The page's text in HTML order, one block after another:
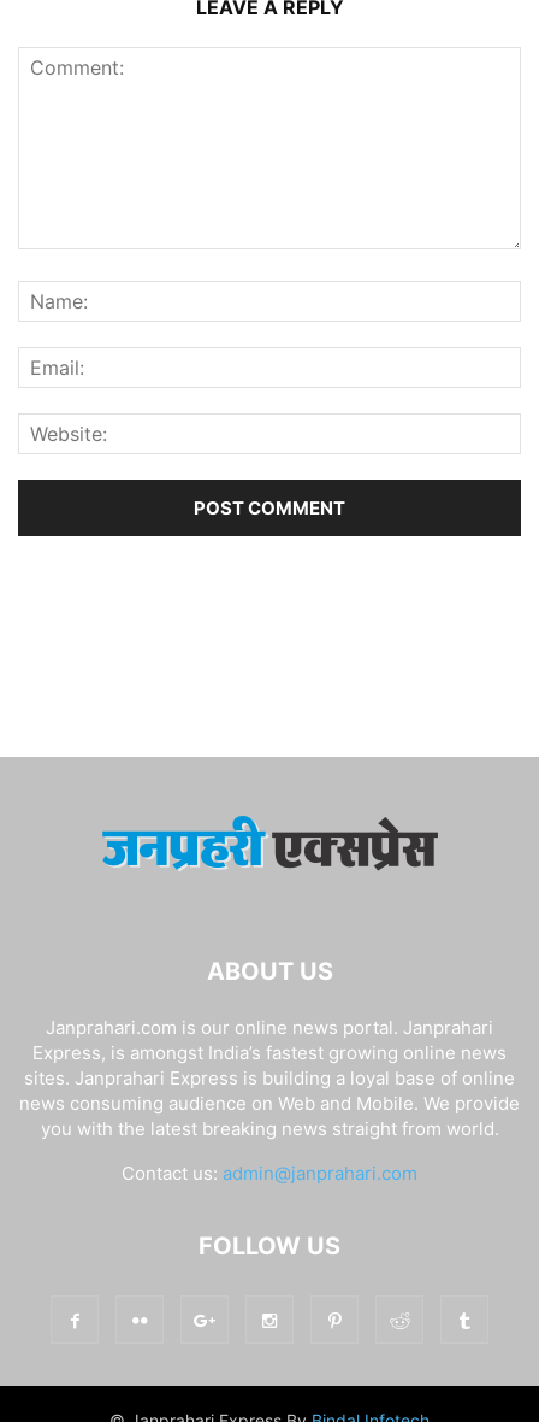
LEAVE A REPLY
ABOUT US
Janprahari.com is our online news portal. Janprahari
Express, is amongst India’s fastest growing online news
sites. Janprahari Express is building a loyal base of online
news consuming audience on Web and Mobile. We provide
you with the latest breaking news straight from world.
Contact us: admin@janprahari.com
FOLLOW US